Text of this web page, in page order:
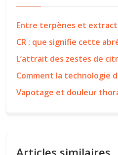
Entre terpènes et
CR : que signifie cette
L’attrait des zestes de
Comment la technologie
Vapotage et douleur
Articles similaires